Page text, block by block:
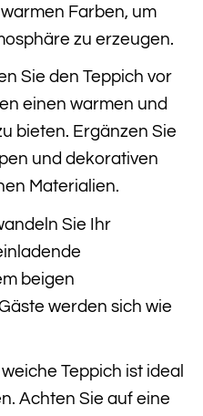
Farben, um
zu erzeugen.
Sie den Teppich vor
einen warmen und
bieten. Ergänzen Sie
und dekorativen
Materialien.
Sie Ihr
beigen
werden sich wie
Teppich ist ideal
Achten Sie auf eine